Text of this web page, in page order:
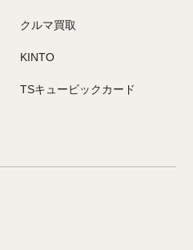
クルマ買取
KINTO
TSキュービックカード